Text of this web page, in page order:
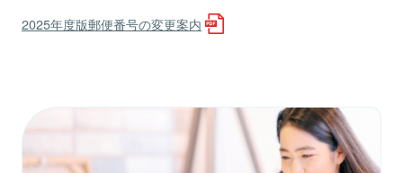
2025年度版郵便番号の変更案内